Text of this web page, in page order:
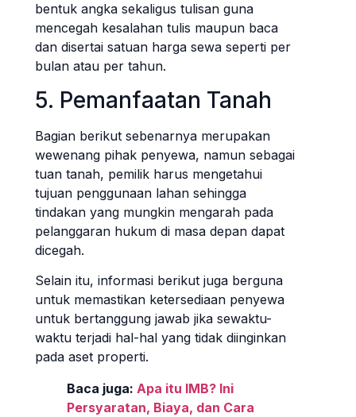
bentuk angka sekaligus tulisan guna
mencegah kesalahan tulis maupun baca
dan disertai satuan harga sewa seperti per
bulan atau per tahun.
5. Pemanfaatan Tanah
Bagian berikut sebenarnya merupakan
wewenang pihak penyewa, namun sebagai
tuan tanah, pemilik harus mengetahui
tujuan penggunaan lahan sehingga
tindakan yang mungkin mengarah pada
pelanggaran hukum di masa depan dapat
dicegah.
Selain itu, informasi berikut juga berguna
untuk memastikan ketersediaan penyewa
untuk bertanggung jawab jika sewaktu-
waktu terjadi hal-hal yang tidak diinginkan
pada aset properti.
Baca juga: Apa itu IMB? Ini
Persyaratan, Biaya, dan Cara